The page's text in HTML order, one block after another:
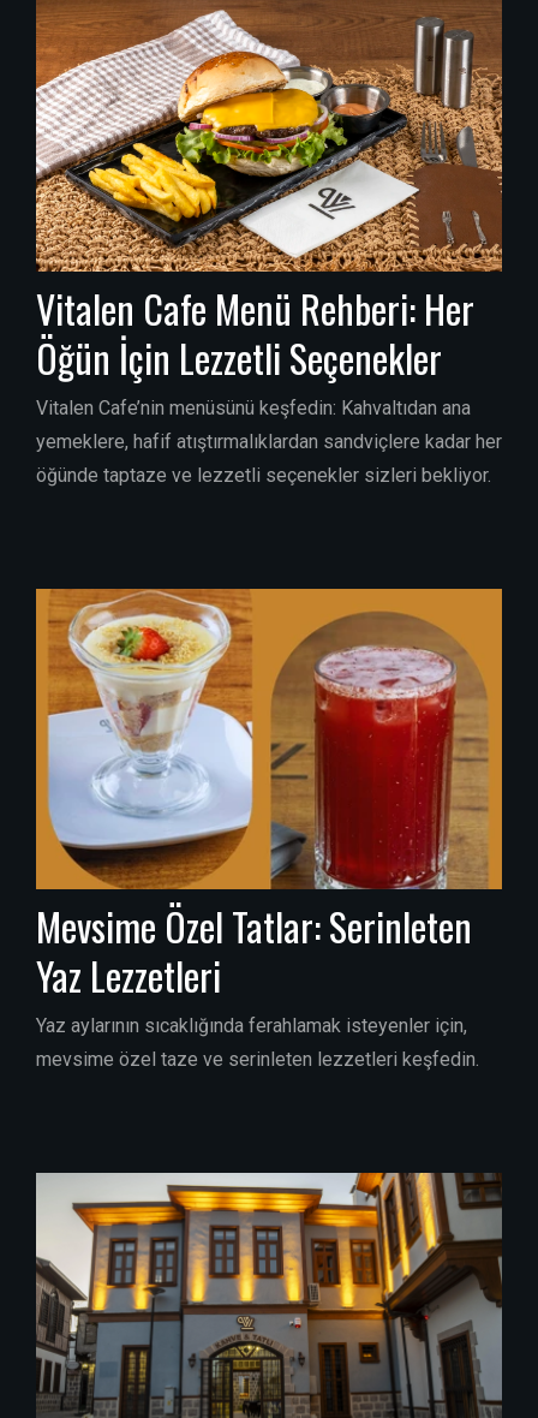
Vitalen Cafe Menü Rehberi: Her
Öğün İçin Lezzetli Seçenekler
Vitalen Cafe’nin menüsünü keşfedin: Kahvaltıdan ana
yemeklere, hafif atıştırmalıklardan sandviçlere kadar her
öğünde taptaze ve lezzetli seçenekler sizleri bekliyor.
Mevsime Özel Tatlar: Serinleten
Yaz Lezzetleri
Yaz aylarının sıcaklığında ferahlamak isteyenler için,
mevsime özel taze ve serinleten lezzetleri keşfedin.